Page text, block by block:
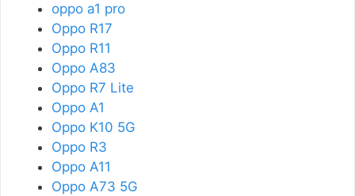
oppo a1 pro
Oppo R17
Oppo R11
Oppo A83
Oppo R7 Lite
Oppo A1
Oppo K10 5G
Oppo R3
Oppo A11
Oppo A73 5G